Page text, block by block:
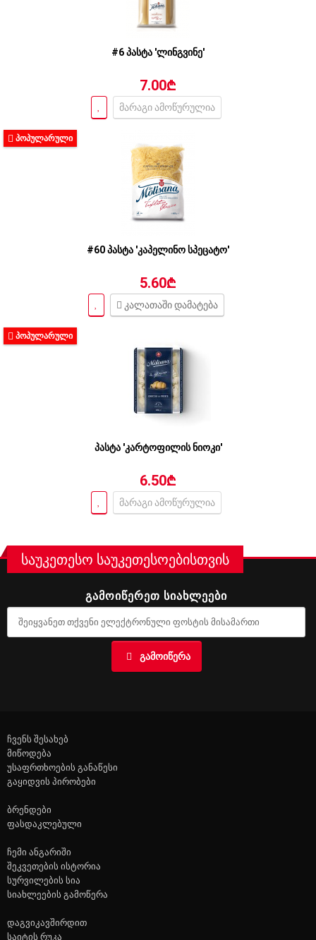
#6 პასტა 'ლინგვინე'
7.00₾
მარაგი ამოწურულია
ᲞᲝᲞᲣᲚᲐᲠᲣᲚᲘ
#60 პასტა 'კაპელინო სპეცატო'
5.60₾
კალათაში დამატება
ᲞᲝᲞᲣᲚᲐᲠᲣᲚᲘ
პასტა 'კარტოფილის ნიოკი'
6.50₾
მარაგი ამოწურულია
საუკეთესო საუკეთესოებისთვის
ᲒᲐᲛᲝᲘᲬᲔᲠᲔᲗ ᲡᲘᲐᲮᲚᲔᲔᲑᲘ
ᲒᲐᲛᲝᲘᲬᲔᲠᲐ
ჩვენს შესახებ
მიწოდება
უსაფრთხოების განაწესი
გაყიდვის პირობები
ბრენდები
ფასდაკლებული
ჩემი ანგარიში
შეკვეთების ისტორია
სურვილების სია
სიახლეების გამოწერა
დაგვიკავშირდით
საიტის რუკა